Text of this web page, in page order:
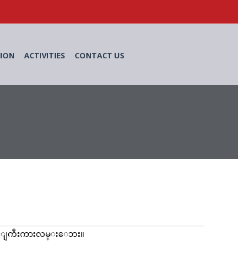
ACTIVITIES CONTACT US
ျကီးကားလမ္းေဘး။